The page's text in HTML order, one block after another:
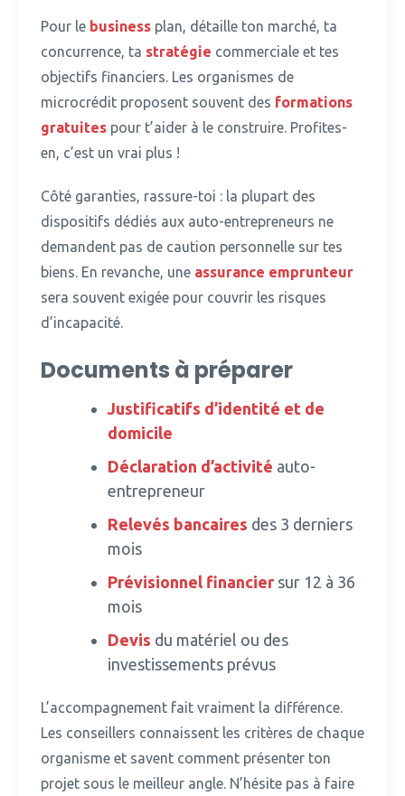
Pour le business plan, détaille ton marché, ta
concurrence, ta stratégie commerciale et tes
objectifs financiers. Les organismes de
microcrédit proposent souvent des formations
gratuites pour t’aider à le construire. Profites-
en, c’est un vrai plus !
Côté garanties, rassure-toi : la plupart des
dispositifs dédiés aux auto-entrepreneurs ne
demandent pas de caution personnelle sur tes
biens. En revanche, une assurance emprunteur
sera souvent exigée pour couvrir les risques
d’incapacité.
Documents à préparer
Justificatifs d’identité et de
domicile
Déclaration d’activité auto-
entrepreneur
Relevés bancaires des 3 derniers
mois
Prévisionnel financier sur 12 à 36
mois
Devis du matériel ou des
investissements prévus
L’accompagnement fait vraiment la différence.
Les conseillers connaissent les critères de chaque
organisme et savent comment présenter ton
projet sous le meilleur angle. N’hésite pas à faire